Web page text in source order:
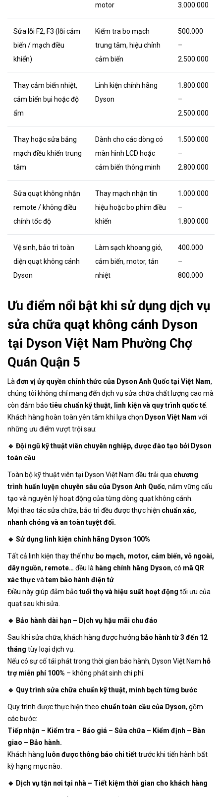
motor
3.000.000
Sửa lỗi F2, F3 (lỗi cảm
biến / mạch điều
khiển)
Kiểm tra bo mạch
trung tâm, hiệu chỉnh
cảm biến
500.000
–
2.500.000
Thay cảm biến nhiệt,
cảm biến bụi hoặc độ
ẩm
Linh kiện chính hãng
Dyson
1.800.000
–
2.500.000
Thay hoặc sửa bảng
mạch điều khiển trung
tâm
Dành cho các dòng có
màn hình LCD hoặc
cảm biến thông minh
1.500.000
–
2.800.000
Sửa quạt không nhận
remote / không điều
chỉnh tốc độ
Thay mạch nhận tín
hiệu hoặc bo phím điều
khiển
1.000.000
–
1.800.000
Vệ sinh, bảo trì toàn
diện quạt không cánh
Dyson
Làm sạch khoang gió,
cảm biến, motor, tản
nhiệt
400.000
–
800.000
Ưu điểm nổi bật khi sử dụng dịch vụ
sửa chữa quạt không cánh Dyson
tại Dyson Việt Nam Phường Chợ
Quán Quận 5
Là đơn vị ủy quyền chính thức của Dyson Anh Quốc tại Việt Nam,
chúng tôi không chỉ mang đến dịch vụ sửa chữa chất lượng cao mà
còn đảm bảo tiêu chuẩn kỹ thuật, linh kiện và quy trình quốc tế
Khách hàng hoàn toàn yên tâm khi lựa chọn Dyson Việt Nam với
những ưu điểm vượt trội sau:
🔹 Đội ngũ kỹ thuật viên chuyên nghiệp, được đào tạo bởi Dyson
toàn cầu
Toàn bộ kỹ thuật viên tại Dyson Việt Nam đều trải qua chương
trình huấn luyện chuyên sâu của Dyson Anh Quốc, nắm vững cấu
tạo và nguyên lý hoạt động của từng dòng quạt không cánh.
Mọi thao tác sửa chữa, bảo trì đều được thực hiện chuẩn xác,
nhanh chóng và an toàn tuyệt đối.
🔹 Sử dụng linh kiện chính hãng Dyson 100%
Tất cả linh kiện thay thế như bo mạch, motor, cảm biến, vỏ ngoài,
dây nguồn, remote… đều là hàng chính hãng Dyson, có mã QR
xác thựcvà tem bảo hành điện tử
Điều này giúp đảm bảo tuổi thọ và hiệu suất hoạt động tối ưu của
quạt sau khi sửa.
🔹 Bảo hành dài hạn – Dịch vụ hậu mãi chu đáo
Sau khi sửa chữa, khách hàng được hưởng bảo hành từ 3 đến 12
tháng tùy loại dịch vụ.
Nếu có sự cố tái phát trong thời gian bảo hành, Dyson Việt Nam hỗ
trợ miễn phí 100% – không phát sinh chi phí.
🔹 Quy trình sửa chữa chuẩn kỹ thuật, minh bạch từng bước
Quy trình được thực hiện theo chuẩn toàn cầu của Dyson, gồm
các bước:
Tiếp nhận – Kiểm tra – Báo giá – Sửa chữa – Kiểm định – Bàn
giao – Bảo hành.
Khách hàng luôn được thông báo chi tiếttrước khi tiến hành bất
kỳ hạng mục nào.
🔹 Dịch vụ tận nơi tại nhà – Tiết kiệm thời gian cho khách hàng